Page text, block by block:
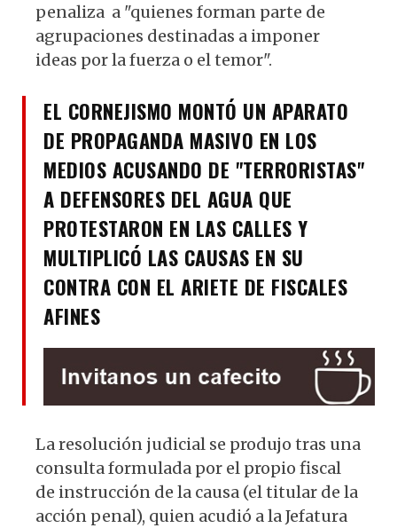
penaliza a "quienes forman parte de
agrupaciones destinadas a imponer
ideas por la fuerza o el temor".
EL CORNEJISMO MONTÓ UN APARATO
DE PROPAGANDA MASIVO EN LOS
MEDIOS ACUSANDO DE "TERRORISTAS"
A DEFENSORES DEL AGUA QUE
PROTESTARON EN LAS CALLES Y
MULTIPLICÓ LAS CAUSAS EN SU
CONTRA CON EL ARIETE DE FISCALES
AFINES
La resolución judicial se produjo tras una
consulta formulada por el propio fiscal
de instrucción de la causa (el titular de la
acción penal), quien acudió a la Jefatura